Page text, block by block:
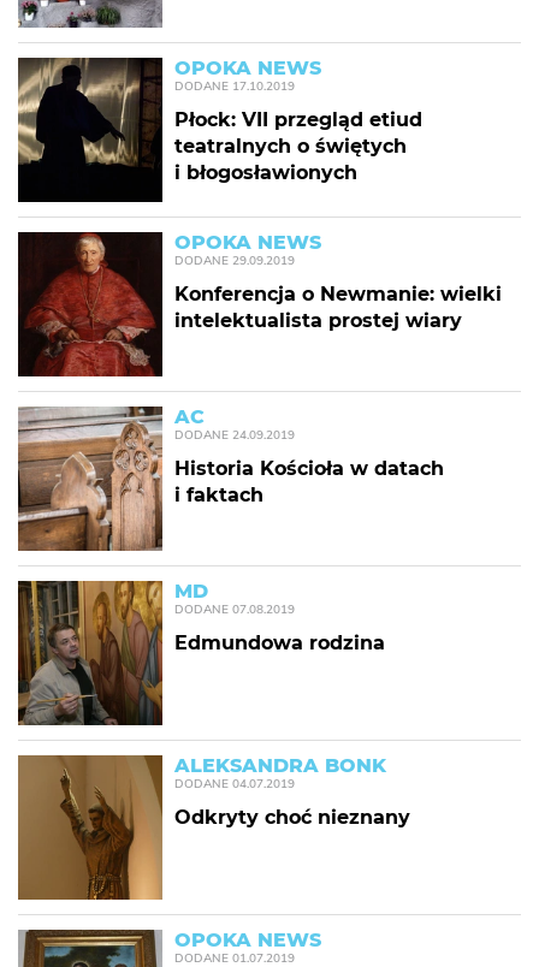
OPOKA NEWS
DODANE 17.10.2019
Płock: VII przegląd etiud
teatralnych o świętych
i błogosławionych
OPOKA NEWS
DODANE 29.09.2019
Konferencja o Newmanie: wielki
intelektualista prostej wiary
AC
DODANE 24.09.2019
Historia Kościoła w datach
i faktach
MD
DODANE 07.08.2019
Edmundowa rodzina
ALEKSANDRA BONK
DODANE 04.07.2019
Odkryty choć nieznany
OPOKA NEWS
DODANE 01.07.2019